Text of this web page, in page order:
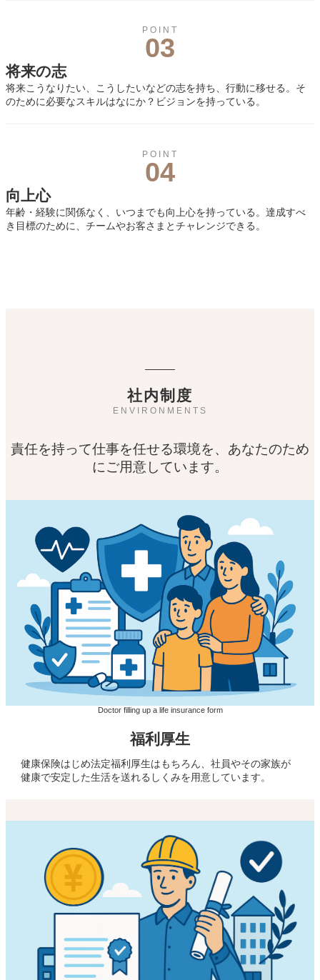
POINT
03
将来の志
将来こうなりたい、こうしたいなどの志を持ち、行動に移せる。そ
のために必要なスキルはなにか？ビジョンを持っている。
POINT
04
向上心
年齢・経験に関係なく、いつまでも向上心を持っている。達成すべ
き目標のために、チームやお客さまとチャレンジできる。
社内制度
ENVIRONMENTS
責任を持って仕事を任せる環境を、あなたのため
にご用意しています。
Doctor filling up a life insurance form
福利厚生
健康保険はじめ法定福利厚生はもちろん、社員やその家族が
健康で安定した生活を送れるしくみを用意しています。